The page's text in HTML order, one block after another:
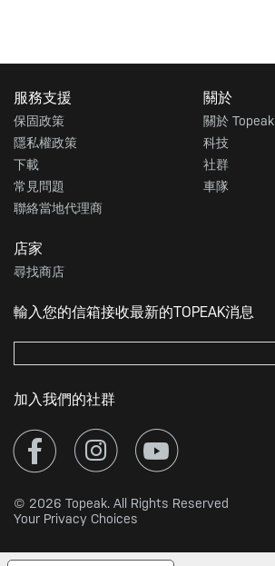
服務支援
保固政策
隱私權政策
下載
常見問題
聯絡當地代理商
關於
關於 Topeak
科技
社群
車隊
店家
尋找商店
輸入您的信箱接收最新的TOPEAK消息
加入我們的社群
© 2026 Topeak. All Rights Reserved
Your Privacy Choices